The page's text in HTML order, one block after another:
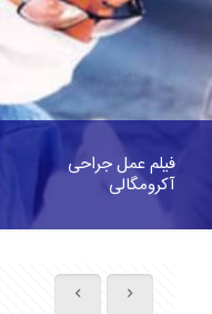
فیلم عمل جراحی
آکرومگالی